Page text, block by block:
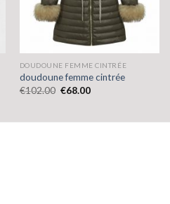
DOUDOUNE FEMME CINTRÉE
doudoune femme cintrée
€102.00 €68.00